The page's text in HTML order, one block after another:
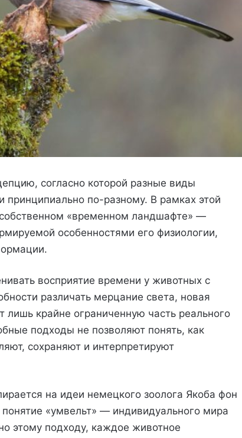
согласно которой разные виды
по-разному. В рамках этой
«временном ландшафте» —
особенностями его физиологии,
восприятие времени у животных с
различать мерцание света, новая
крайне ограниченную часть реального
подходы не позволяют понять, как
сохраняют и интерпретируют
на идеи немецкого зоолога Якоба фон
«умвельт» — индивидуального мира
этому подходу, каждое животное